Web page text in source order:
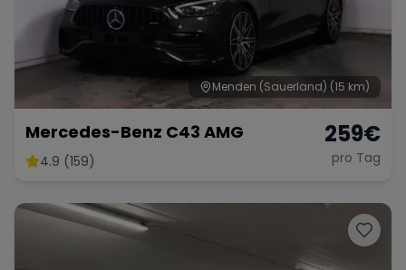
Menden (Sauerland) (15 km)
Mercedes-Benz C43 AMG
4.9 (159)
259€
pro Tag